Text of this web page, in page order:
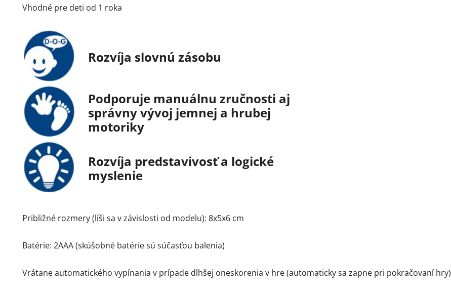
Vhodné pre deti od 1 roka
Rozvíja slovnú zásobu
Podporuje manuálnu zručnosti aj
správny vývoj jemnej a hrubej
motoriky
Rozvíja predstavivosť a logické
myslenie
Približné rozmery (líši sa v závislosti od modelu): 8x5x6 cm
Batérie: 2AAA (skúšobné batérie sú súčasťou balenia)
Vrátane automatického vypínania v prípade dlhšej oneskorenia v hre (automaticky sa zapne pri pokračovaní hry)